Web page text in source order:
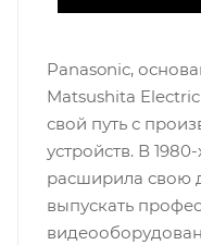
Panasonic,
Matsushita
свой путь с
устройств. В
расширила свою
выпускать